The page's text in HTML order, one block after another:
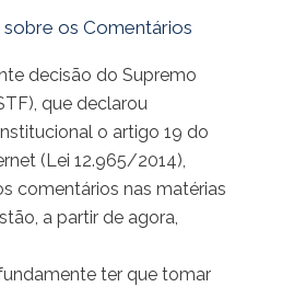
os Comentários
decisão do Supremo
que declarou
o artigo 19 do
(Lei 12.965/2014),
comentários nas matérias
a partir de agora,
ter que tomar